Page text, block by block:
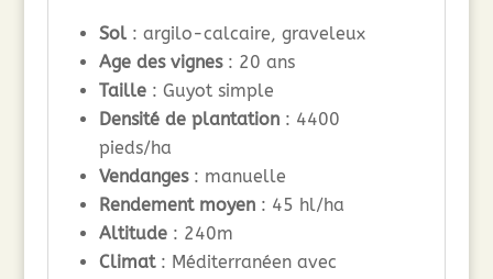
Sol: argilo-calcaire, graveleux
Age des vignes: 20 ans
Taille: Guyot simple
Densité de plantation: 4400
pieds/ha
Vendanges: manuelle
Rendement moyen: 45 hl/ha
Altitude: 240m
Climat: Méditerranéen avec